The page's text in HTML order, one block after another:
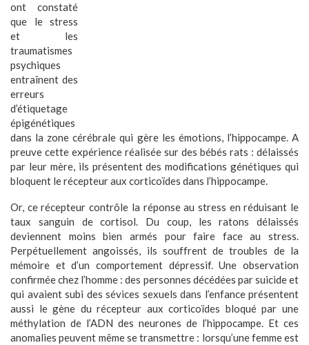
ont constaté
que le stress
et les
traumatismes
psychiques
entraînent des
erreurs
d’étiquetage
épigénétiques
dans la zone cérébrale qui gère les émotions, l’hippocampe. A
preuve cette expérience réalisée sur des bébés rats : délaissés
par leur mère, ils présentent des modifications génétiques qui
bloquent le récepteur aux corticoïdes dans l’hippocampe.
Or, ce récepteur contrôle la réponse au stress en réduisant le
taux sanguin de cortisol. Du coup, les ratons délaissés
deviennent moins bien armés pour faire face au stress.
Perpétuellement angoissés, ils souffrent de troubles de la
mémoire et d’un comportement dépressif. Une observation
confirmée chez l’homme : des personnes décédées par suicide et
qui avaient subi des sévices sexuels dans l’enfance présentent
aussi le gène du récepteur aux corticoïdes bloqué par une
méthylation de l’ADN des neurones de l’hippocampe. Et ces
anomalies peuvent même se transmettre : lorsqu’une femme est